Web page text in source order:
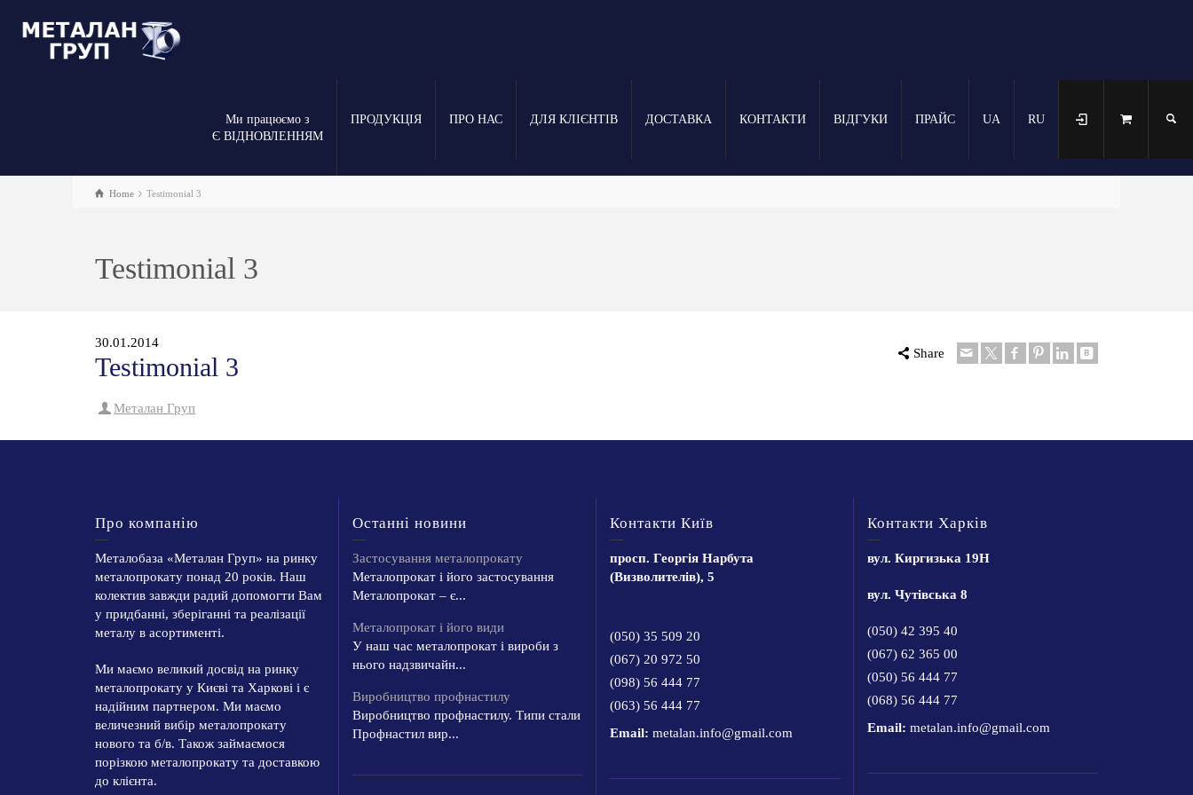
Ми працюємо з
Є ВІДНОВЛЕННЯМ
ПРОДУКЦІЯ ПРО НАС ДЛЯ КЛІЄНТІВ ДОСТАВКА КОНТАКТИ ВІДГУКИ ПРАЙС UA RU
Home Testimonial 3
Testimonial 3
30.01.2014
Testimonial 3 Share
Металан Груп
Про компанію
Металобаза «Металан Груп» на ринку
металопрокату понад 20 років. Наш
колектив завжди радий допомогти Вам
у придбанні, зберіганні та реалізації
металу в асортименті.
Ми маємо великий досвід на ринку
металопрокату у Києві та Харкові і є
надійним партнером. Ми маємо
величезний вибір металопрокату
нового та б/в. Також займаємося
порізкою металопрокату та доставкою
до клієнта.
Останні новини
Застосування металопрокату
Металопрокат і його застосування
Металопрокат – є...
Металопрокат і його види
У наш час металопрокат і вироби з
нього надзвичайн...
Виробництво профнастилу
Виробництво профнастилу. Типи стали
Профнастил вир...
Контакти Київ
просп. Георгія Нарбута
(Визволителів), 5
(050) 35 509 20
(067) 20 972 50
(098) 56 444 77
(063) 56 444 77
Email: metalan.info@gmail.com
Контакти Харків
вул. Киргизька 19Н
вул. Чутівська 8
(050) 42 395 40
(067) 62 365 00
(050) 56 444 77
(068) 56 444 77
Email: metalan.info@gmail.com